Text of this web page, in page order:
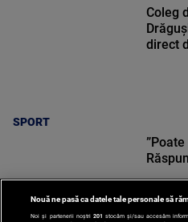
SPORT
Coleg
direct
Nouă ne pasă ca datele tale personale să
Noi și partenerii noștri 201 stocăm și/sau accesăm